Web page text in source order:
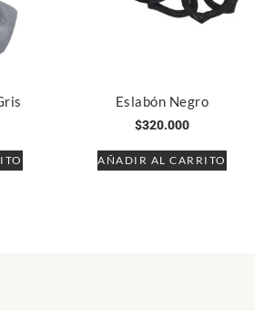
Eslabón Negro
$320.000
AÑADIR AL CARRITO